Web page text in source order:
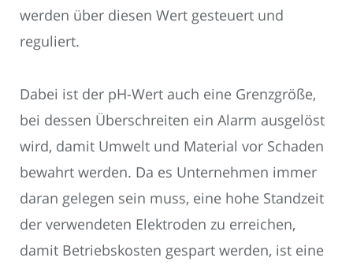
werden über diesen Wert gesteuert und
reguliert.
Dabei ist der pH-Wert auch eine Grenzgröße,
bei dessen Überschreiten ein Alarm ausgelöst
wird, damit Umwelt und Material vor Schaden
bewahrt werden. Da es Unternehmen immer
daran gelegen sein muss, eine hohe Standzeit
der verwendeten Elektroden zu erreichen,
damit Betriebskosten gespart werden, ist eine